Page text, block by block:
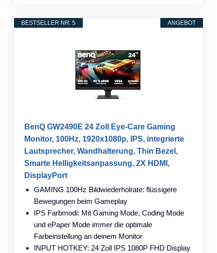
ANGEBOT
BESTSELLER NR. 5
BenQ GW2490E 24 Zoll Eye-Care Gaming
Monitor, 100Hz, 1920x1080p, IPS, integrierte
Lautsprecher, Wandhalterung, Thin Bezel,
Smarte Helligkeitsanpassung, 2X HDMI,
DisplayPort
GAMING 100Hz Bildwiederholrate: flüssigere
Bewegungen beim Gameplay
IPS Farbmodi: Mit Gaming Mode, Coding Mode
und ePaper Mode immer die optimale
Farbeinstellung an deinem Monitor
INPUT HOTKEY: 24 Zoll IPS 1080P FHD Display